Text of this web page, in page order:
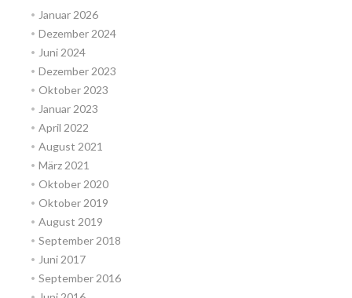
Januar 2026
Dezember 2024
Juni 2024
Dezember 2023
Oktober 2023
Januar 2023
April 2022
August 2021
März 2021
Oktober 2020
Oktober 2019
August 2019
September 2018
Juni 2017
September 2016